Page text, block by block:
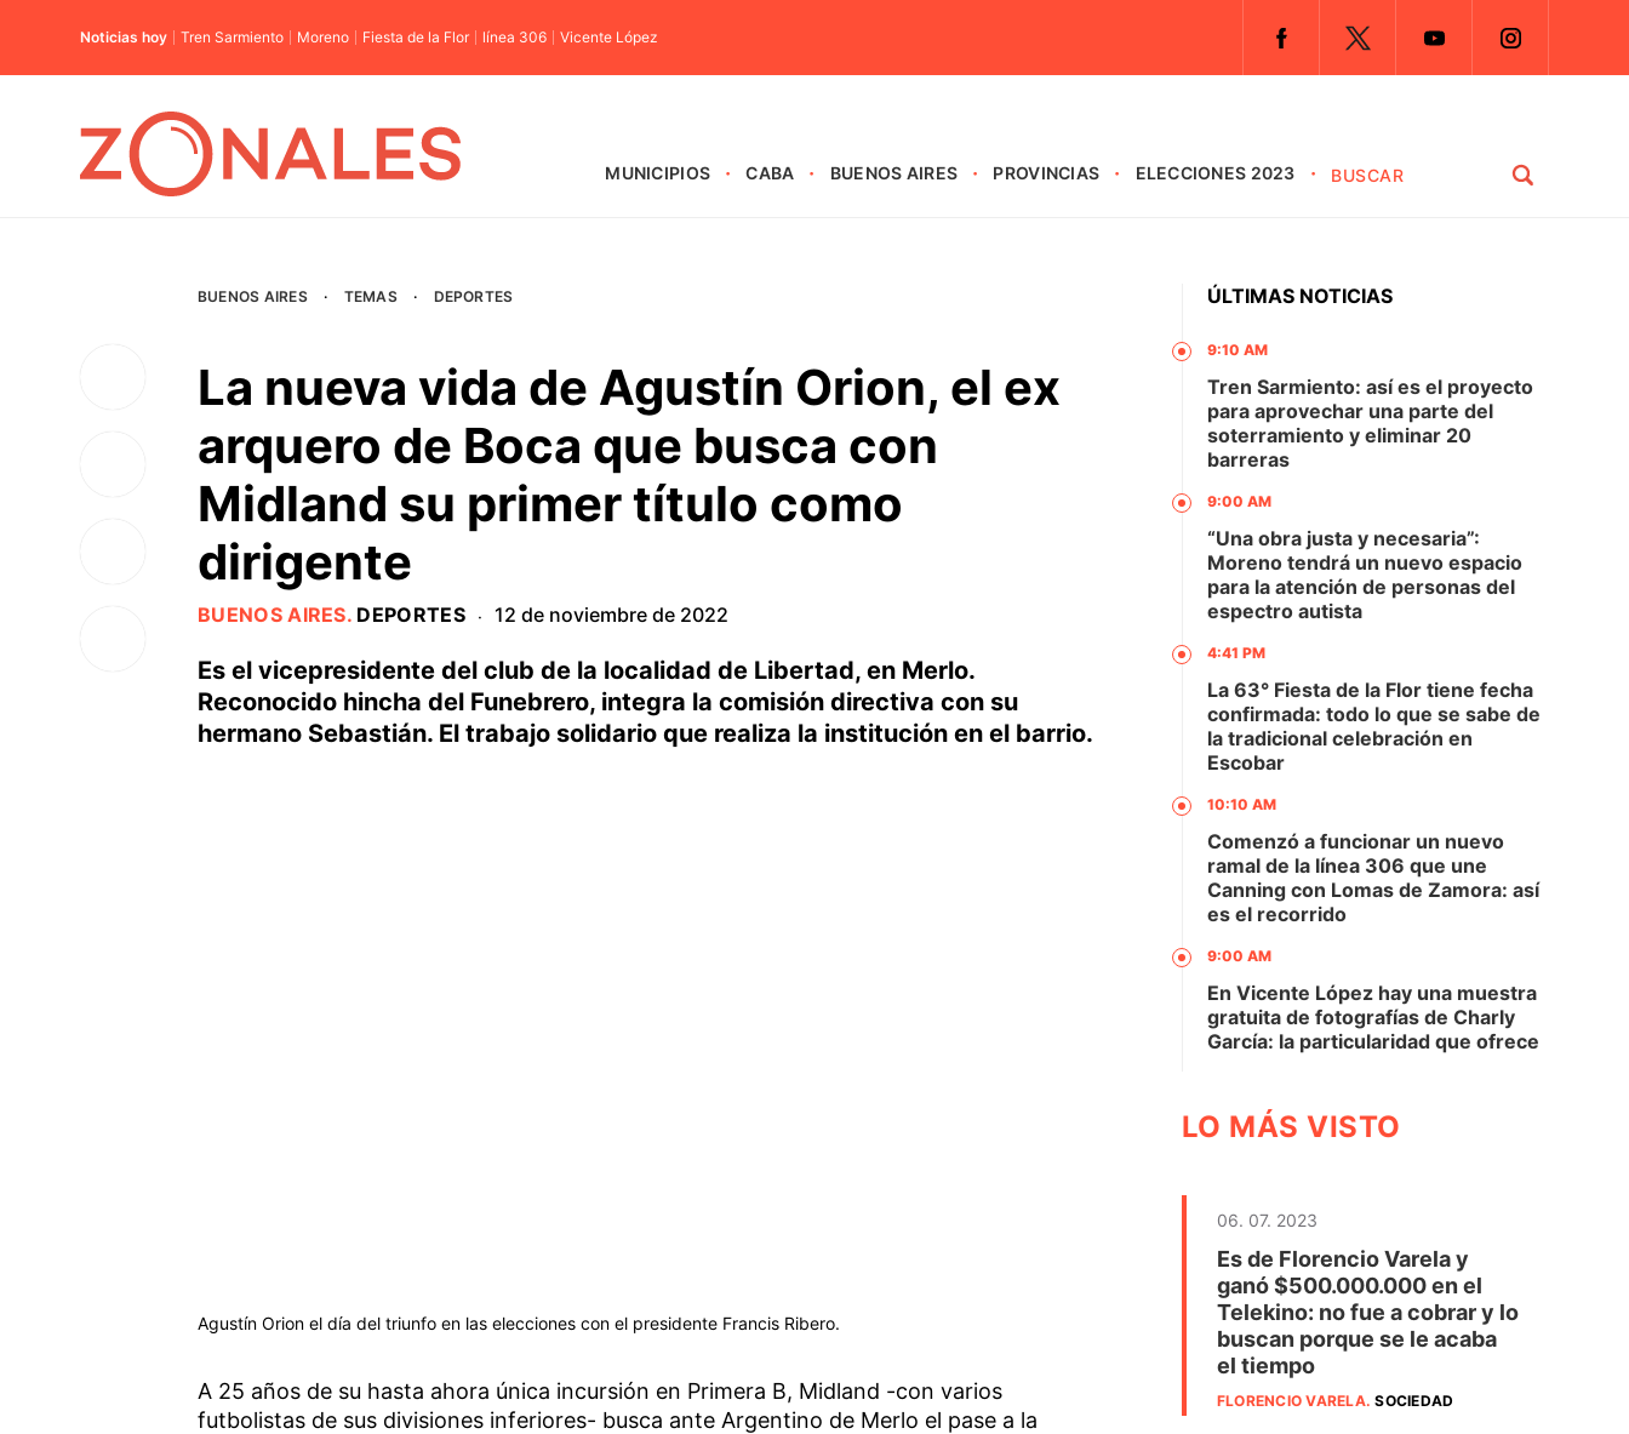
Noticias hoy Tren Sarmiento Moreno Fiesta de la Flor línea 306 Vicente López
MUNICIPIOS CABA BUENOS AIRES PROVINCIAS ELECCIONES 2023
BUENOS AIRES · TEMAS · DEPORTES
La nueva vida de Agustín Orion, el ex
arquero de Boca que busca con
Midland su primer título como
dirigente
BUENOS AIRES. DEPORTES · 12 de noviembre de 2022
Es el vicepresidente del club de la localidad de Libertad, en Merlo.
Reconocido hincha del Funebrero, integra la comisión directiva con su
hermano Sebastián. El trabajo solidario que realiza la institución en el barrio.
Agustín Orion el día del triunfo en las elecciones con el presidente Francis Ribero.
A 25 años de su hasta ahora única incursión en Primera B, Midland -con varios
futbolistas de sus divisiones inferiores- busca ante Argentino de Merlo el pase a la
ÚLTIMAS NOTICIAS
9:10 AM
Tren Sarmiento: así es el proyecto
para aprovechar una parte del
soterramiento y eliminar 20
barreras
9:00 AM
“Una obra justa y necesaria”:
Moreno tendrá un nuevo espacio
para la atención de personas del
espectro autista
4:41 PM
La 63° Fiesta de la Flor tiene fecha
confirmada: todo lo que se sabe de
la tradicional celebración en
Escobar
10:10 AM
Comenzó a funcionar un nuevo
ramal de la línea 306 que une
Canning con Lomas de Zamora: así
es el recorrido
9:00 AM
En Vicente López hay una muestra
gratuita de fotografías de Charly
García: la particularidad que ofrece
LO MÁS VISTO
06. 07. 2023
Es de Florencio Varela y
ganó $500.000.000 en el
Telekino: no fue a cobrar y lo
buscan porque se le acaba
el tiempo
FLORENCIO VARELA.SOCIEDAD